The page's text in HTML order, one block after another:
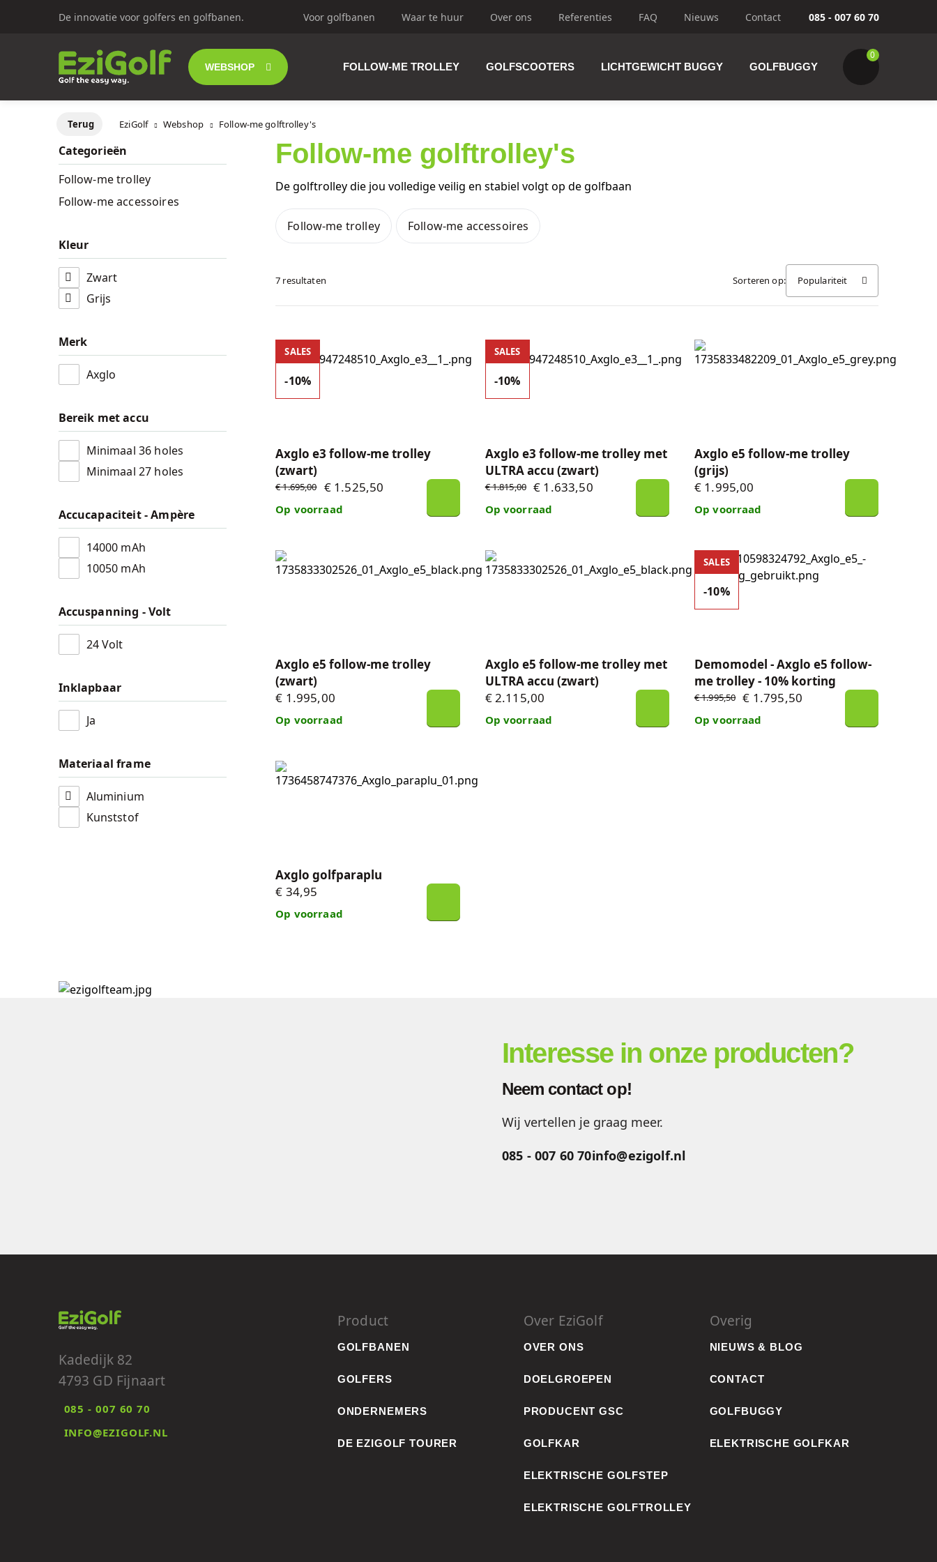
De innovatie voor golfers en golfbanen. Voor golfbanen Waar te huur Over ons Referenties FAQ Nieuws Contact 085 - 007 60 70
WEBSHOP
Follow-me golftrolley's
Elektrische golftrolley's
Push trolley's
Golfscooters
Accessoires
Accu's & Acculaders
FOLLOW-ME TROLLEY GOLFSCOOTERS LICHTGEWICHT BUGGY GOLFBUGGY
0
Terug EziGolf Webshop Follow-me golftrolley's
Categorieën
Follow-me trolley
Follow-me accessoires
Kleur
Zwart
Grijs
Merk
Axglo
Bereik met accu
Minimaal 36 holes
Minimaal 27 holes
Accucapaciteit - Ampère
14000 mAh
10050 mAh
Accuspanning - Volt
24 Volt
Inklapbaar
Ja
Materiaal frame
Aluminium
Kunststof
Follow-me golftrolley's
De golftrolley die jou volledige veilig en stabiel volgt op de golfbaan
Follow-me trolley Follow-me accessoires
7 resultaten Sorteren op: Populariteit
SALES
-10%
Axglo e3 follow-me trolley
(zwart)
€ 1.695,00 € 1.525,50
Op voorraad
Axglo e3 follow-me trolley (zwart) SALES
-10%
Axglo e3 follow-me trolley met
ULTRA accu (zwart)
€ 1.815,00 € 1.633,50
Op voorraad
Axglo e3 follow-me trolley met ULTRA accu (zwart)
Axglo e5 follow-me trolley
(grijs)
€ 1.995,00
Op voorraad
Axglo e5 follow-me trolley (grijs)
Axglo e5 follow-me trolley
(zwart)
€ 1.995,00
Op voorraad
Axglo e5 follow-me trolley (zwart)
Axglo e5 follow-me trolley met
ULTRA accu (zwart)
€ 2.115,00
Op voorraad
Axglo e5 follow-me trolley met ULTRA accu (zwart)
SALES
-10%
Demomodel - Axglo e5 follow-
me trolley - 10% korting
€ 1.995,50 € 1.795,50
Op voorraad
Demomodel - Axglo e5 follow-me trolley -
Axglo golfparaplu
€ 34,95
Op voorraad
Axglo golfparaplu
Interesse in onze producten?
Neem contact op!
Wij vertellen je graag meer.
085 - 007 60 70info@ezigolf.nl
Kadedijk 82
4793 GD Fijnaart
085 - 007 60 70
INFO@EZIGOLF.NL
Product
GOLFBANEN
GOLFERS
ONDERNEMERS
DE EZIGOLF TOURER
Over EziGolf
OVER ONS
DOELGROEPEN
PRODUCENT GSC
GOLFKAR
ELEKTRISCHE GOLFSTEP
ELEKTRISCHE GOLFTROLLEY
Overig
NIEUWS & BLOG
CONTACT
GOLFBUGGY
ELEKTRISCHE GOLFKAR